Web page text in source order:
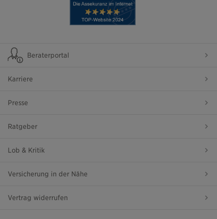
Beraterportal
Karriere
Presse
Ratgeber
Lob & Kritik
Versicherung in der Nähe
Vertrag widerrufen